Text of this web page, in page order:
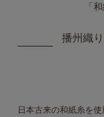
播州織
「
日本古来の和紙糸を